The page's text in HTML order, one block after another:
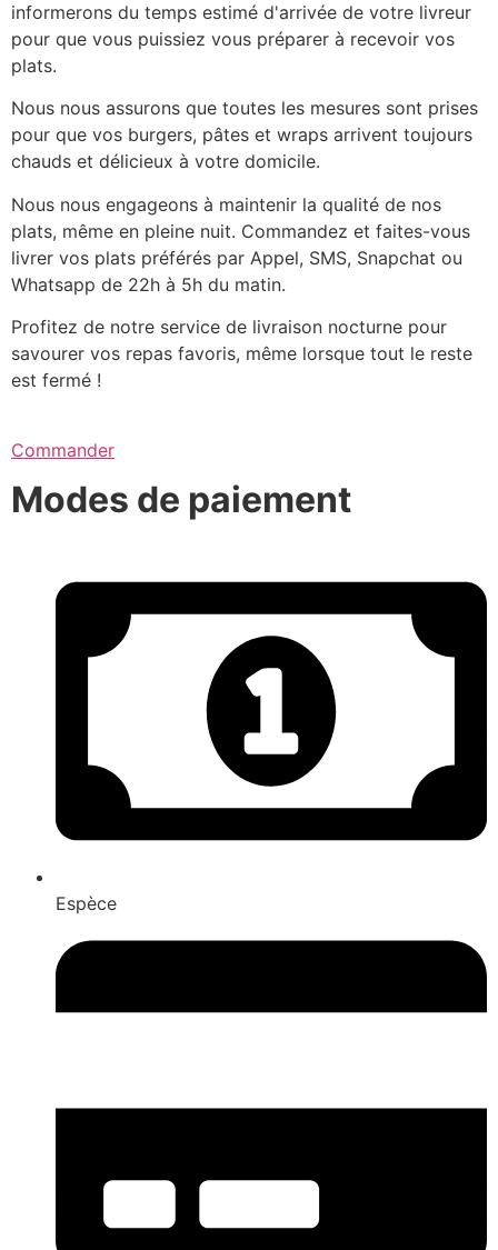
informerons du temps estimé d'arrivée de votre livreur
pour que vous puissiez vous préparer à recevoir vos
plats.
Nous nous assurons que toutes les mesures sont prises
pour que vos burgers, pâtes et wraps arrivent toujours
chauds et délicieux à votre domicile.
Nous nous engageons à maintenir la qualité de nos
plats, même en pleine nuit. Commandez et faites-vous
livrer vos plats préférés par Appel, SMS, Snapchat ou
Whatsapp de 22h à 5h du matin.
Profitez de notre service de livraison nocturne pour
savourer vos repas favoris, même lorsque tout le reste
est fermé !
Commander
Modes de paiement
Espèce